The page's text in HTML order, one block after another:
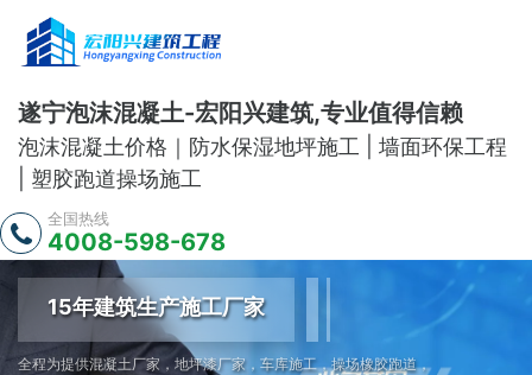
遂宁泡沫混凝土-宏阳兴建筑,专业值得信赖
泡沫混凝土价格｜防水保湿地坪施工 | 墙面环保工程
| 塑胶跑道操场施工
全国热线
4008-598-678
15年建筑生产施工厂家
全程为提供混凝土厂家，地坪漆厂家，车库施工，操场橡胶跑道，